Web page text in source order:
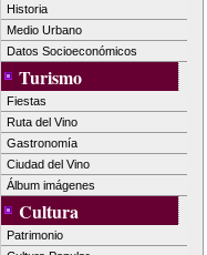
Historia
Medio Urbano
Datos Socioeconómicos
Turismo
Fiestas
Ruta del Vino
Gastronomía
Ciudad del Vino
Álbum imágenes
Cultura
Patrimonio